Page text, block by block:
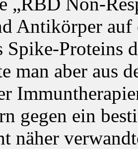
Antikörper
Spike-Proteins
man aber aus
gegen ein
näher